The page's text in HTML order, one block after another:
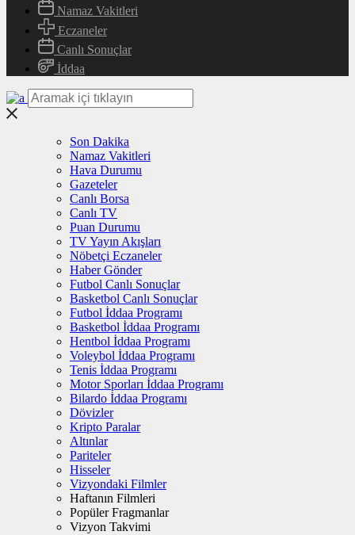
Namaz Vakitleri
Eczaneler
Canlı Sonuçlar
İddaa
Son Dakika
Namaz Vakitleri
Hava Durumu
Gazeteler
Canlı Borsa
Canlı TV
Puan Durumu
TV Yayın Akışları
Nöbetçi Eczaneler
Haber Gönder
Futbol Canlı Sonuçlar
Basketbol Canlı Sonuçlar
Futbol İddaa Programı
Basketbol İddaa Programı
Hentbol İddaa Programı
Voleybol İddaa Programı
Tenis İddaa Programı
Motor Sporları İddaa Programı
Bilardo İddaa Programı
Dövizler
Kripto Paralar
Altınlar
Pariteler
Hisseler
Vizyondaki Filmler
Haftanın Filmleri
Popüler Fragmanlar
Vizyon Takvimi